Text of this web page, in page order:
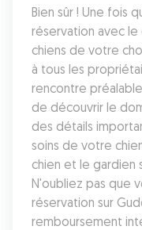
Bien sûr ! Une fois
réservation avec
chiens de votre
à tous les
rencontre
de découvrir le
des détails
soins de votre
chien et le
N'oubliez pas que
réservation sur
remboursement